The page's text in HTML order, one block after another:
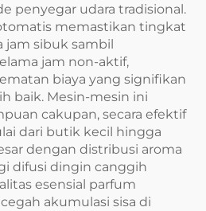
penyegar udara tradisional.
memastikan tingkat
jam sibuk sambil
jam non-aktif,
biaya yang signifikan
baik. Mesin-mesin ini
cakupan, secara efektif
dari butik kecil hingga
dengan distribusi aroma
difusi dingin canggih
esensial parfum
akumulasi sisa di